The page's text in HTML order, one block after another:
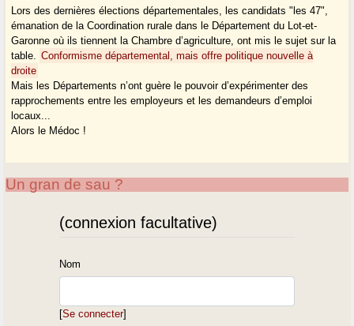
Lors des dernières élections départementales, les candidats "les 47",
émanation de la Coordination rurale dans le Département du Lot-et-
Garonne où ils tiennent la Chambre d’agriculture, ont mis le sujet sur la
table. Conformisme départemental, mais offre politique nouvelle à
droite
Mais les Départements n’ont guère le pouvoir d’expérimenter des
rapprochements entre les employeurs et les demandeurs d’emploi
locaux...
Alors le Médoc !
Un gran de sau ?
(connexion facultative)
Nom
[Se connecter]